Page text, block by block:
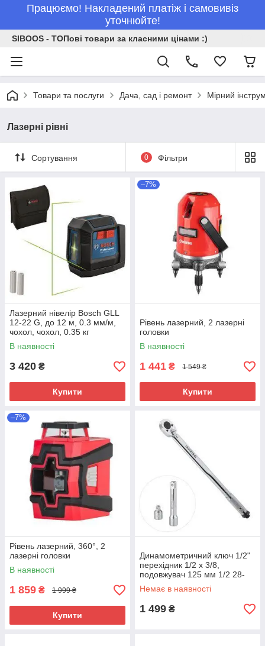
Працюємо! Накладений платіж і самовивіз
уточнюйте!
SIBOOS - ТОПові товари за класними цінами :)
Товари та послуги Дача, сад і ремонт Мірний
Лазерні рівні
Сортування 0 Фільтри
Лазерний нівелір Bosch GLL
12-22 G, до 12 м, 0.3 мм/м,
чохол, чохол, 0.35 кг
(0.601.065.320)
В наявності
3 420 ₴
Купити
–7%
Рівень лазерний, 2 лазерні
головки
В наявності
1 441 ₴ 1 549 ₴
Купити
–7%
Рівень лазерний, 360°, 2
лазерні головки
В наявності
1 859 ₴ 1 999 ₴
Купити
Динамометричний ключ 1/2"
перехідник 1/2 х 3/8,
подовжувач 125 мм 1/2 28-
210 NM INTERTOOL XT-9007
Немає в наявності
1 499 ₴